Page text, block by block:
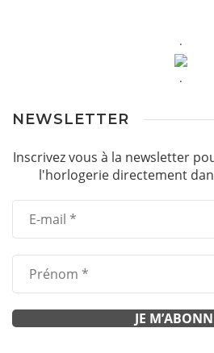
.
.
NEWSLETTER
Inscrivez vous à la newsletter
l'horlogerie directement